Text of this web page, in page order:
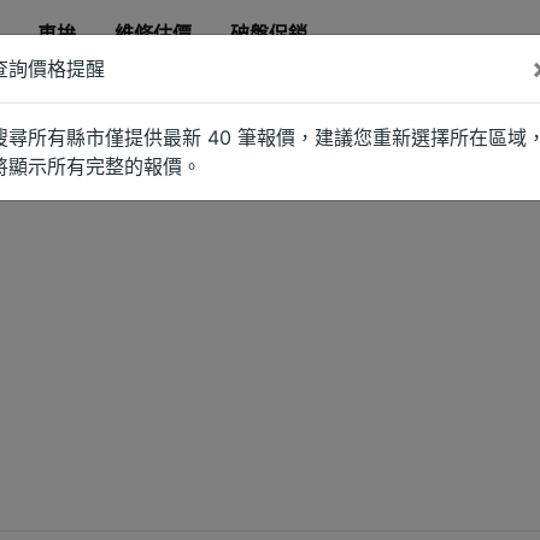
車拚 維修估價
破盤促銷
詢價格提醒
尋所有縣市僅提供最新 40 筆報價，建議您重新選擇所在區域
顯示所有完整的報價。